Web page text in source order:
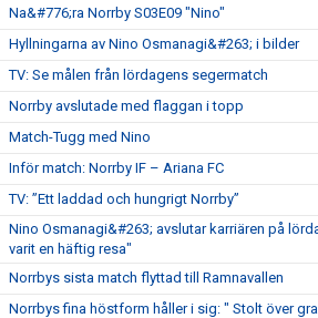
Na&#776;ra Norrby S03E09 "Nino"
Hyllningarna av Nino Osmanagi&#263; i bilder
TV: Se målen från lördagens segermatch
Norrby avslutade med flaggan i topp
Match-Tugg med Nino
Inför match: Norrby IF – Ariana FC
TV: ”Ett laddad och hungrigt Norrby”
Nino Osmanagi&#263; avslutar karriären på
varit en häftig resa"
Norrbys sista match flyttad till Ramnavallen
Norrbys fina höstform håller i sig: " Stolt över